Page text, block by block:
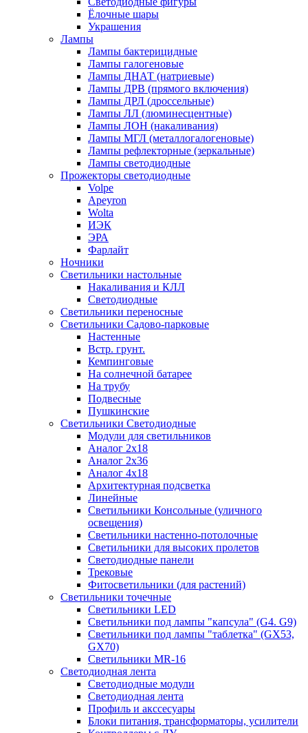
Ёлочные шары
Украшения
Лампы
Лампы бактерицидные
Лампы галогеновые
Лампы ДНАТ (натриевые)
Лампы ДРВ (прямого включения)
Лампы ДРЛ (дроссельные)
Лампы ЛЛ (люминесцентные)
Лампы ЛОН (накаливания)
Лампы МГЛ (металлогалогеновые)
Лампы рефлекторные (зеркальные)
Лампы светодиодные
Прожекторы светодиодные
Volpe
Apeyron
Wolta
ИЭК
ЭРА
Фарлайт
Ночники
Светильники настольные
Накаливания и КЛЛ
Светодиодные
Светильники переносные
Светильники Садово-парковые
Настенные
Встр. грунт.
Кемпинговые
На солнечной батарее
На трубу
Подвесные
Пушкинские
Светильники Светодиодные
Модули для светильников
Аналог 2х18
Аналог 2х36
Аналог 4х18
Архитектурная подсветка
Линейные
Светильники Консольные (уличного
освещения)
Светильники настенно-потолочные
Светильники для высоких пролетов
Светодиодные панели
Трековые
Фитосветильники (для растений)
Светильники точечные
Светильники LED
Светильники под лампы "капсула" (G4. G9)
Светильники под лампы "таблетка" (GX53,
GX70)
Светильники MR-16
Светодиодная лента
Светодиодные модули
Светодиодная лента
Профиль и акссесуары
Блоки питания, трансформаторы, усилители